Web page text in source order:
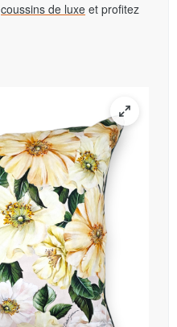
coussins de luxe et profitez